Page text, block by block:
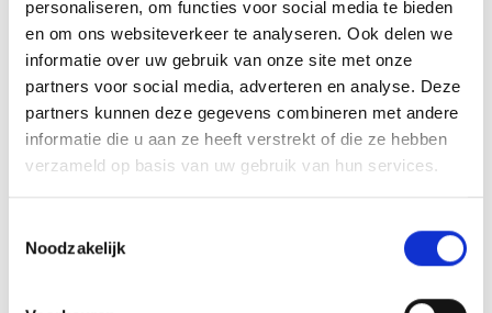
personaliseren, om functies voor social media te bieden
en om ons websiteverkeer te analyseren. Ook delen we
informatie over uw gebruik van onze site met onze
partners voor social media, adverteren en analyse. Deze
partners kunnen deze gegevens combineren met andere
informatie die u aan ze heeft verstrekt of die ze hebben
verzameld op basis van uw gebruik van hun services.
Noodzakelijk
WEBER SEARWOOD 600 PELLET GRILL
SEARWOOD
Oorspronkelijke
Huidige